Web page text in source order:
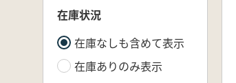
在庫状況
在庫なしも含めて表示
在庫ありのみ表示